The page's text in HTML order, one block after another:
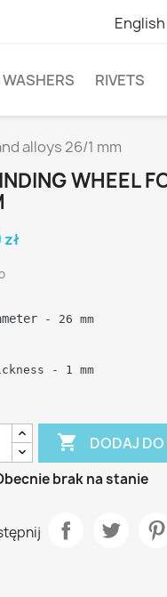
English
WASHERS RIVETS
alloys 26/1 mm
WHEEL
zł
- 26 mm
- 1 mm
 DODAJ
brak na stanie